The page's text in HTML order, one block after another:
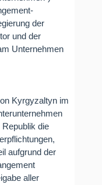
der
und der
Unternehmen
Kyrgyzaltyn im
die
aufgrund der
aller